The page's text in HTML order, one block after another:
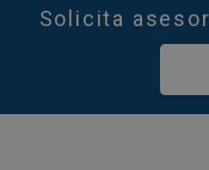
Solicita